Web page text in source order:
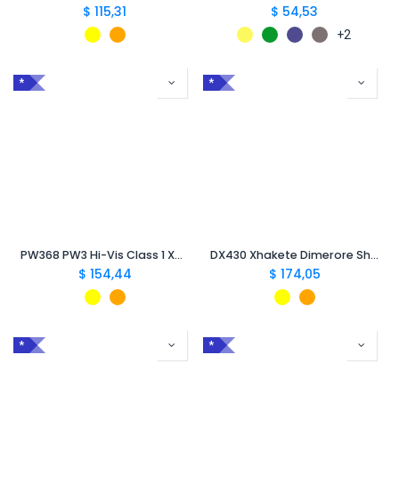
$ 115,31 $ 54,53
+2
*
PW368 PW3 Hi-Vis Class 1 Xhakete Dimeri
$ 154,44
*
DX430 Xhakete Dimerore Shiu Hi-Vis DX4
$ 174,05
* *